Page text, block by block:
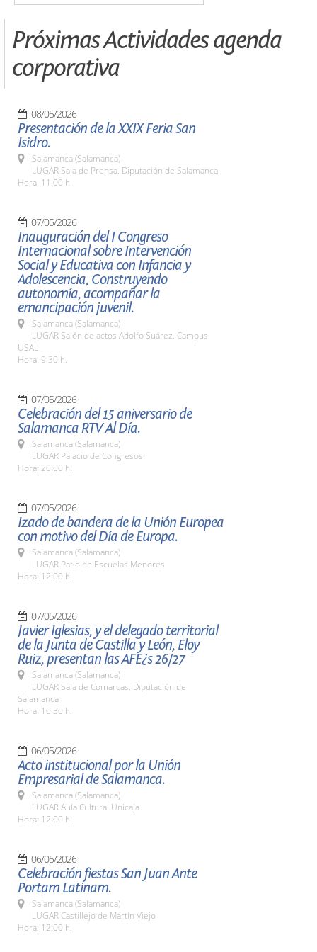
Próximas Actividades agenda
corporativa
08/05/2026
Presentación de la XXIX Feria San
Isidro.
Salamanca (Salamanca)
LUGAR Sala de Prensa. Diputación de Salamanca.
Hora: 11:00 h.
07/05/2026
Inauguración del I Congreso
Internacional sobre Intervención
Social y Educativa con Infancia y
Adolescencia, Construyendo
autonomía, acompañar la
emancipación juvenil.
Salamanca (Salamanca)
LUGAR Salón de actos Adolfo Suárez. Campus
USAL
Hora: 9:30 h.
07/05/2026
Celebración del 15 aniversario de
Salamanca RTV Al Día.
Salamanca (Salamanca)
LUGAR Palacio de Congresos.
Hora: 20:00 h.
07/05/2026
Izado de bandera de la Unión Europea
con motivo del Día de Europa.
Salamanca (Salamanca)
LUGAR Patio de Escuelas Menores
Hora: 12:00 h.
07/05/2026
Javier Iglesias, y el delegado territorial
de la Junta de Castilla y León, Eloy
Ruiz, presentan las AFE¿s 26/27
Salamanca (Salamanca)
LUGAR Sala de Comarcas. Diputación de
Salamanca
Hora: 10:30 h.
06/05/2026
Acto institucional por la Unión
Empresarial de Salamanca.
Salamanca (Salamanca)
LUGAR Aula Cultural Unicaja
Hora: 12:00 h.
06/05/2026
Celebración fiestas San Juan Ante
Portam Latinam.
Salamanca (Salamanca)
LUGAR Castillejo de Martín Viejo
Hora: 12:00 h.